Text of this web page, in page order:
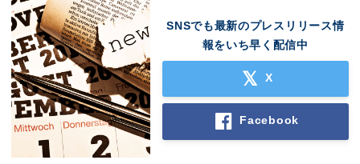
SNSでも最新のプレスリリース情
報をいち早く配信中
X
Facebook